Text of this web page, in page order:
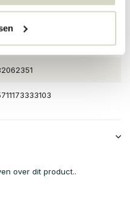
over dit product..